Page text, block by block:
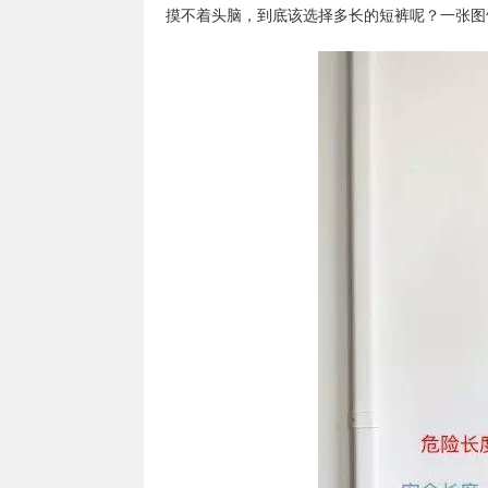
摸不着头脑，到底该选择多长的短裤呢？一张